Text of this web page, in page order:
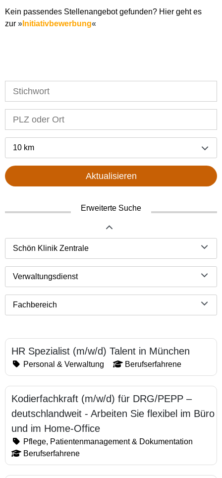
Kein passendes Stellenangebot gefunden? Hier geht es
zur
Initiativbewerbung
10 km
Aktualisieren
Erweiterte Suche
Schön Klinik Zentrale
Verwaltungsdienst
Fachbereich
HR Spezialist (m/w/d) Talent in München
Personal & Verwaltung Berufserfahrene
Kodierfachkraft (m/w/d) für DRG/PEPP –
deutschlandweit - Arbeiten Sie flexibel im Büro
und im Home-Office
Pflege, Patientenmanagement & Dokumentation
Berufserfahrene